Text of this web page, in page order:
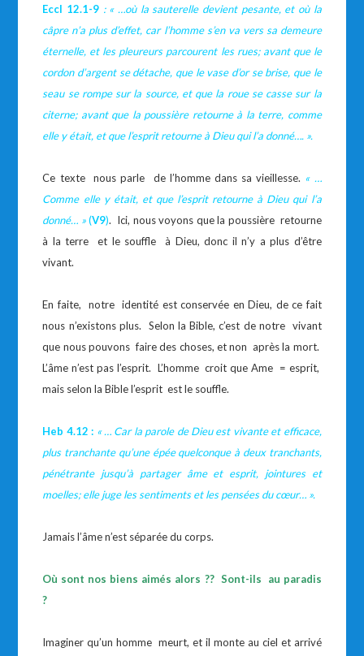
Eccl 12.1-9 : « …où la sauterelle devient pesante, et où la
câpre n’a plus d’effet, car l’homme s’en va vers sa demeure
éternelle, et les pleureurs parcourent les rues; avant que le
cordon d’argent se détache, que le vase d’or se brise, que le
seau se rompe sur la source, et que la roue se casse sur la
citerne; avant que la poussière retourne à la terre, comme
elle y était, et que l’esprit retourne à Dieu qui l’a donné…. ».
Ce texte nous parle de l’homme dans sa vieillesse. « …
Comme elle y était, et que l’esprit retourne à Dieu qui l’a
donné… »(V9). Ici, nous voyons que la poussière retourne
à la terre et le souffle à Dieu, donc il n’y a plus d’être
vivant.
En faite, notre identité est conservée en Dieu, de ce fait
nous n’existons plus. Selon la Bible, c’est de notre vivant
que nous pouvons faire des choses, et non après la mort.
L’âme n’est pas l’esprit. L’homme croit que Ame = esprit,
mais selon la Bible l’esprit est le souffle.
Heb 4.12 : « … Car la parole de Dieu est vivante et efficace,
plus tranchante qu’une épée quelconque à deux tranchants,
pénétrante jusqu’à partager âme et esprit, jointures et
moelles; elle juge les sentiments et les pensées du cœur… ».
Jamais l’âme n’est séparée du corps.
Où sont nos biens aimés alors ?? Sont-ils au paradis
?
Imaginer qu’un homme meurt, et il monte au ciel et arrivé